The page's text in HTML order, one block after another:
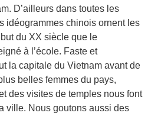
D’ailleurs dans toutes les
idéogrammes chinois ornent les
du XX siècle que le
à l’école. Faste et
la capitale du Vietnam avant de
belles femmes du pays,
des visites de temples nous font
ville. Nous goutons aussi des